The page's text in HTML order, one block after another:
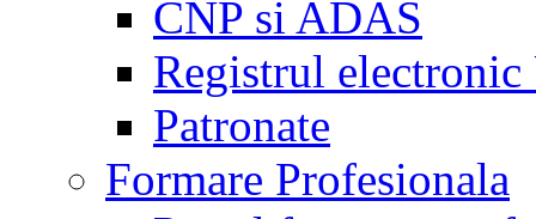
CNP si ADAS
Registrul electronic
Patronate
Formare Profesionala